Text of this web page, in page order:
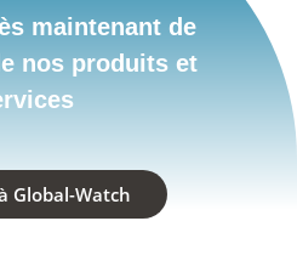
maintenant de
nos produits et
Global-Watch